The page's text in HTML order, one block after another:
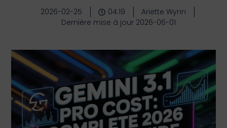
2026-02-25 04:19
Ariette Wynn
Dernière mise à jour 2026-06-01